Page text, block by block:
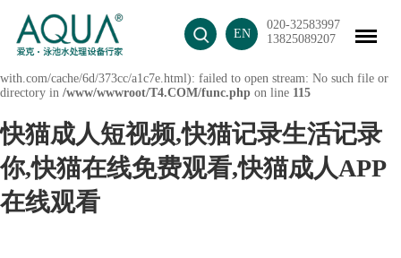
Warning: mkdir(): No space left on device in
/www/wwwroot/T4.COM/func.php on line 127
with.com/cache/6d/373cc/a1c7e.html): failed to open stream: No such file or
directory in /www/wwwroot/T4.COM/func.php on line 115
快猫成人短视频,快猫记录生活记录
你,快猫在线免费观看,快猫成人APP
在线观看
EN
020-32583997
13825089207